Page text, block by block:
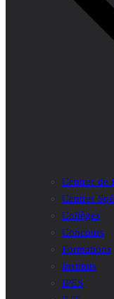
Centres de
Centres
Collèges
Concours
Formations
Instituts
IPES